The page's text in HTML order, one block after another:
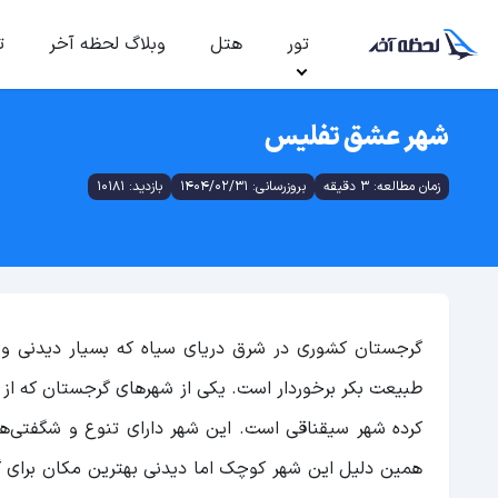
تور هتل وبلاگ لحظه آخر
شهر عشق تفلیس
زمان مطالعه: 3 دقیقه بروزرسانی: 1404/02/31 بازدید: 10181
گرجستان کشوری در شرق دریای سیاه که بسیار
طبیعت بکر برخوردار است. یکی از شهرهای گرجستان که از
کرده شهر سیقناقی است. این شهر دارای تنوع و
همین دلیل این شهر کوچک اما دیدنی بهترین مکان